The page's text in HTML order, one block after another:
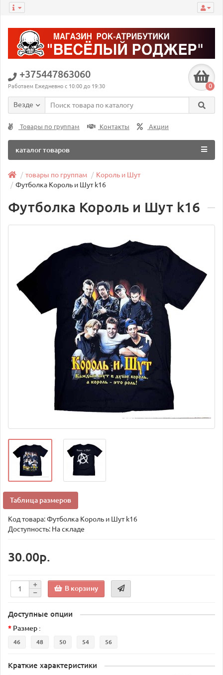
+375447863060
Работаем Ежедневно с 10:00 до 19:30 0
Везде
Товары по группам Контакты Акции
каталог товаров
товары по группам
Король и Шут
Футболка Король и Шут k16
Футболка Король и Шут k16
Таблица размеров
Код товара:Футболка Король и Шут k16
Доступность: На складе
30.00р.
В корзину
Доступные опции
Размер :
46 48 50 54 56
Краткие характеристики